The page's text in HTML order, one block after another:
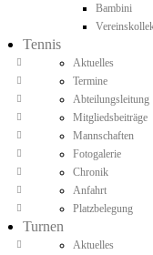
Bambini
Tennis
Aktuelles
Termine
Abteilungsleitung
Mitgliedsbeiträge
Mannschaften
Fotogalerie
Chronik
Anfahrt
Platzbelegung
Turnen
Aktuelles